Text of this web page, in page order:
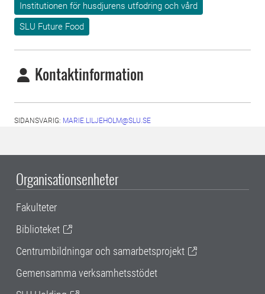
Institutionen för husdjurens utfodring och vård
SLU Future Food
Kontaktinformation
SIDANSVARIG: MARIE.LILJEHOLM@SLU.SE
Organisationsenheter
Fakulteter
Biblioteket
Centrumbildningar och samarbetsprojekt
Gemensamma verksamhetsstödet